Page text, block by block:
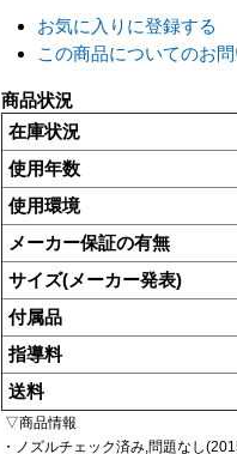
お気に入りに登録する
この商品についてのお
商品状況
在庫状況
使用年数
使用環境
メーカー保証の有無
サイズ(メーカー発表)
付属品
指導料
送料
▽商品情報
・ノズルチェック済み,問題なし